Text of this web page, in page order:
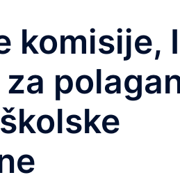
komisije,